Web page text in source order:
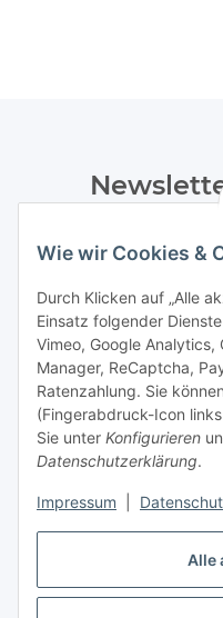
Alle
Wie wir Cookies &
Durch Klicken auf „Alle
Einsatz folgender
Vimeo, Google Analytics,
Manager, ReCaptcha,
Ratenzahlung. Sie
(Fingerabdruck-Icon
Sie unter Konfigurieren
Datenschutzerklärung.
Impressum
Datenschutzerklärung
Informationen
Gesetzliche Informationen